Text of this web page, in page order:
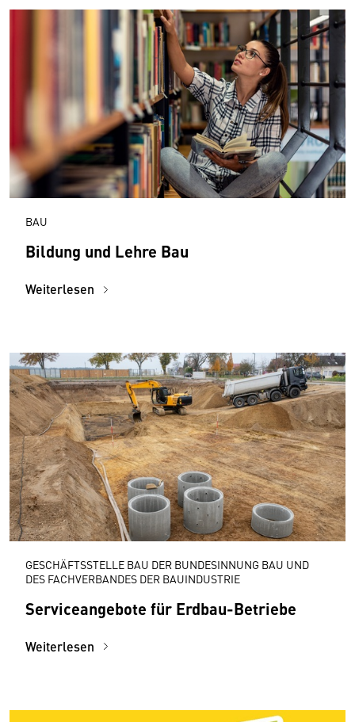
BAU
Bildung und Lehre Bau
Weiterlesen
GESCHÄFTSSTELLE BAU DER BUNDESINNUNG BAU UND
DES FACHVERBANDES DER BAUINDUSTRIE
Serviceangebote für Erdbau-Betriebe
Weiterlesen